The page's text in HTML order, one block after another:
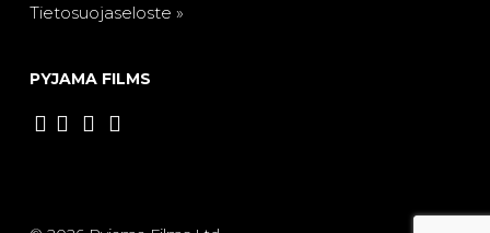
Tietosuojaseloste »
PYJAMA FILMS